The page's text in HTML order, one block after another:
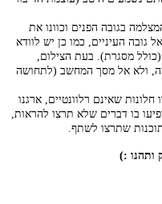
בגובה הפנים וכוונו את
גובה העיניים, כמו כן יש לוודא
מסגרת). בעת הצילום,
ולא אל מסך המחשב (לתחושה
חלונות שאינם רלוונטיים, ארגנו
בו דברים שלא תרצו להראות,
שתרצו לשתף.
ותהנו :)